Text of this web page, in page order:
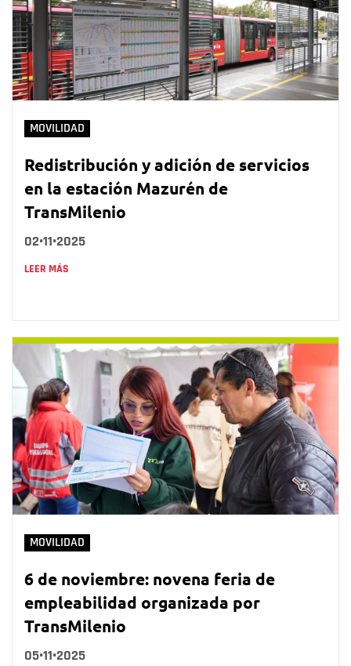
MOVILIDAD
Redistribución y adición de servicios
en la estación Mazurén de
TransMilenio
02•11•2025
LEER MÁS
MOVILIDAD
6 de noviembre: novena feria de
empleabilidad organizada por
TransMilenio
05•11•2025